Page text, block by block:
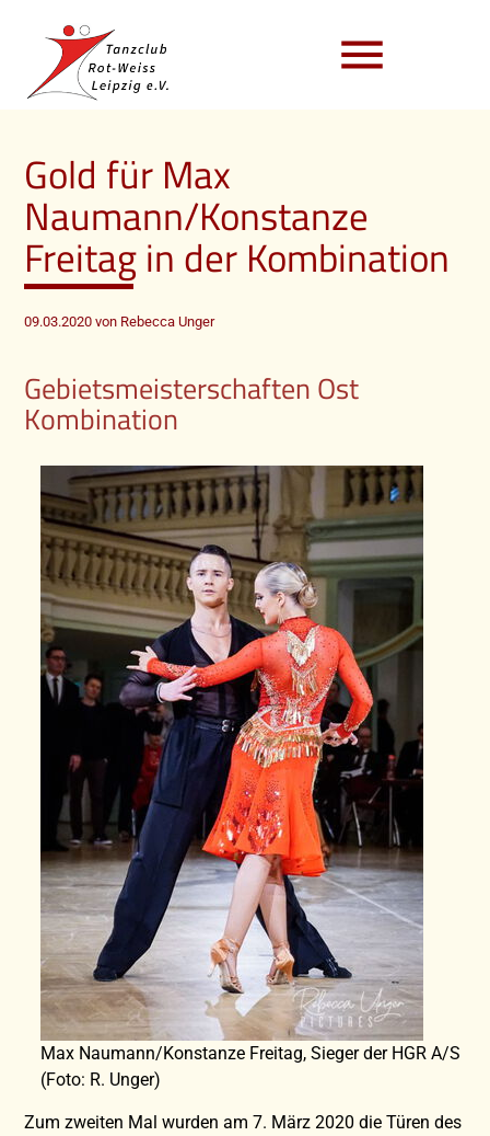
menu
Gold für Max
Naumann/Konstanze
Freitag in der Kombination
09.03.2020 von Rebecca Unger
Gebietsmeisterschaften Ost
Kombination
Max Naumann/Konstanze Freitag, Sieger der HGR A/S
(Foto: R. Unger)
Zum zweiten Mal wurden am 7. März 2020 die Türen des